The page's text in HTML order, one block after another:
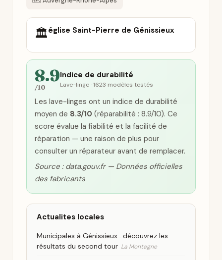
🏛️église Saint-Pierre de Génissieux
8.9
/10
Indice de durabilité
Lave-linge · 1623 modèles testés
Les lave-linges ont un indice de durabilité
moyen de 8.3/10 (réparabilité : 8.9/10). Ce
score évalue la fiabilité et la facilité de
réparation — une raison de plus pour
consulter un réparateur avant de remplacer.
Source : data.gouv.fr — Données officielles
des fabricants
Actualites locales
Municipales à Génissieux : découvrez les
résultats du second tour La Montagne